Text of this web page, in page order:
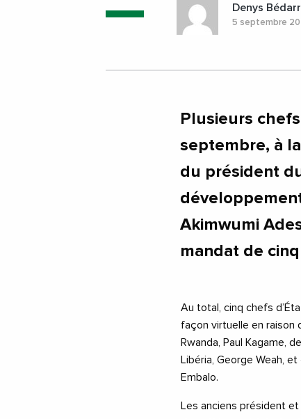
Denys
5 septembre
Plusieurs
septembre, à
du président
Akimwumi
mandat de cinq
Au total, cinq chefs
façon virtuelle en raison
Rwanda, Paul Kagame,
Libéria, George Weah,
Embalo.
Les anciens président